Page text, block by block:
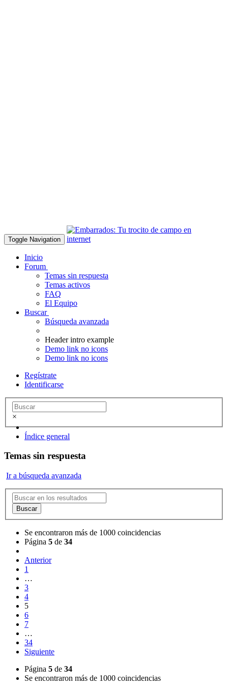
Toggle Navigation
Inicio
Forum
Temas sin respuesta
Temas activos
FAQ
El Equipo
Buscar
Búsqueda avanzada
Header intro example
Demo link no icons
Demo link no icons
Regístrate
Identificarse
×
Índice general
Temas sin respuesta
Ir a búsqueda avanzada
Buscar
Se encontraron más de 1000 coincidencias
Página 5 de 34
Anterior
1
…
3
4
5
6
7
…
34
Siguiente
Página 5 de 34
Se encontraron más de 1000 coincidencias